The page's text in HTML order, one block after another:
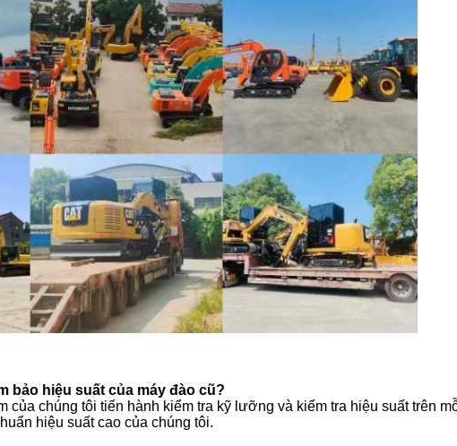
bảo hiệu suất của máy đào cũ?
của chúng tôi tiến hành kiểm tra kỹ lưỡng và kiểm tra hiệu suất trên
hiệu suất cao của chúng tôi.